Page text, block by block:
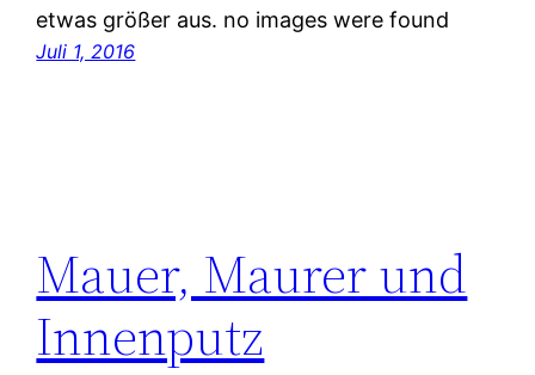
etwas größer aus. no images were found
Juli 1, 2016
Mauer, Maurer und
Innenputz